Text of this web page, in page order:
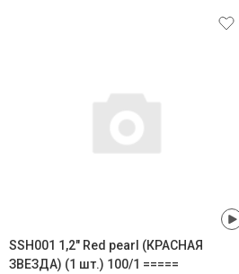
SSH001 1,2" Red pearl (КРАСНАЯ
ЗВЕЗДА) (1 шт.) 100/1 =====